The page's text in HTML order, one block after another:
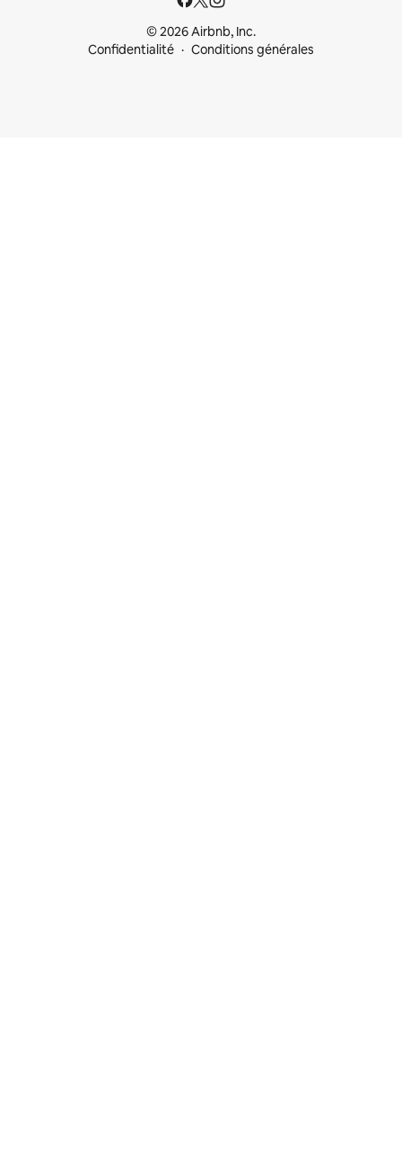
© 2026 Airbnb, Inc.
Confidentialité
Conditions générales